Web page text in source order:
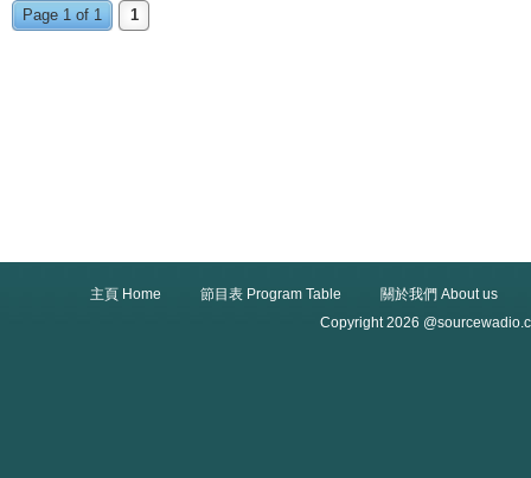
Page 1 of 1 1
主頁 Home 節目表 Program Table
關於我們 About us
Copyright 2026